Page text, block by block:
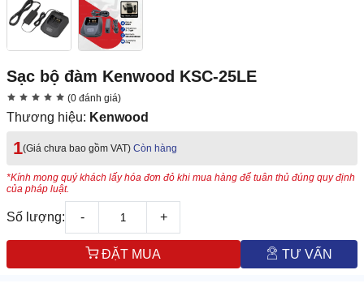
Sạc bộ đàm Kenwood KSC-25LE
(0 đánh giá)
Thương hiệu: Kenwood
1(Giá chưa bao gồm VAT) Còn hàng
*Kính mong quý khách lấy hóa đơn đỏ khi mua hàng để tuân thủ đúng quy định
của pháp luật.
Số lượng: - +
ĐẶT MUA TƯ VẤN